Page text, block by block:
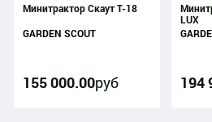
Минитрактор Скаут Т-18
GARDEN SCOUT
155 000.00руб
LUX
194